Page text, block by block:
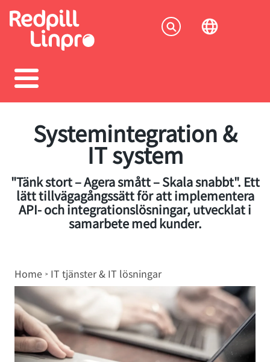
main
Systemintegration &
IT system
"Tänk stort – Agera smått – Skala snabbt". Ett
lätt tillvägagångssätt för att implementera
API- och integrationslösningar, utvecklat i
samarbete med kunder.
Breadcrumb
Home IT tjänster & IT lösningar